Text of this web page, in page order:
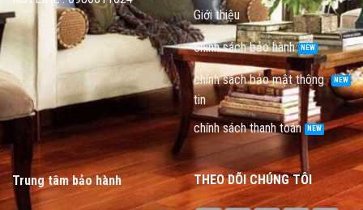
Giới thiệu
chính sách bảo hành
chính sách bảo mật thông
tin
chính sách thanh toán
Trung tâm bảo hành THEO DÕI CHÚNG TÔI